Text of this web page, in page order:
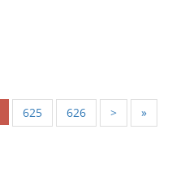
625 626 > »